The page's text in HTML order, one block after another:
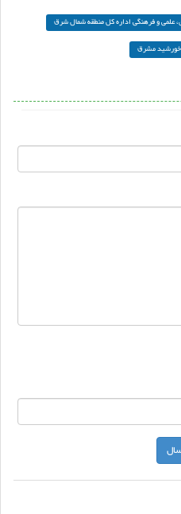
علمی و فرهنگی اداره کل منطقه شمال شرق
خورشید مشرق